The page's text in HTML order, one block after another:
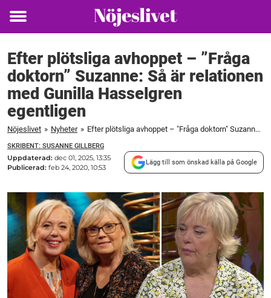
Toggle
Efter plötsliga avhoppet – ”Fråga
doktorn” Suzanne: Så är relationen
med Gunilla Hasselgren
egentligen
Nöjeslivet » Nyheter » Efter plötsliga avhoppet – "Fråga doktorn" Suzanne: Så är relationen med Gunilla Hasselgren egentligen
SKRIBENT: SUSANNE GILLBERG
Uppdaterad: dec 01, 2025, 13:35
Publicerad: feb 24, 2020, 10:53
Lägg till som önskad källa på Google